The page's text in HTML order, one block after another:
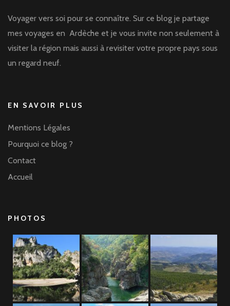
Voyager vers soi pour se connaître. Sur ce blog je partage
mes voyages en Ardèche et je vous invite non seulement à
visiter la région mais aussi à revisiter votre propre pays sous
un regard neuf.
EN SAVOIR PLUS
Mentions Légales
Pourquoi ce blog ?
Contact
Accueil
PHOTOS